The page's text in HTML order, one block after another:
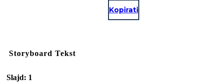
Kopirati
Storyboard Tekst
Slajd: 1